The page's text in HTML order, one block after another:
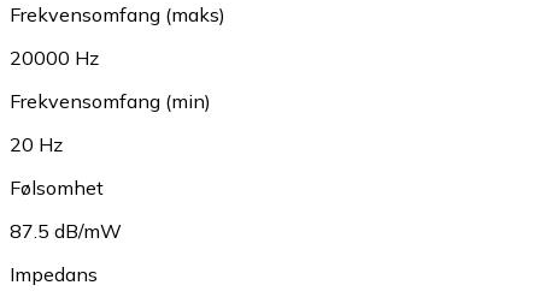
Frekvensomfang (maks)
20000 Hz
Frekvensomfang (min)
20 Hz
Følsomhet
87.5 dB/mW
Impedans